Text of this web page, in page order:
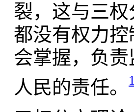
裂，这与三
都没有权力
会掌握，负
人民的责任。